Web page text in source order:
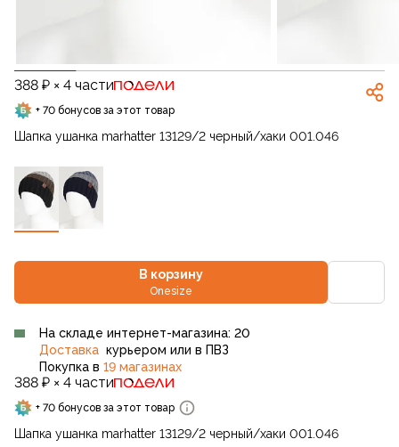
388 ₽ × 4 части
+ 70 бонусов за этот товар
Шапка ушанка marhatter 13129/2 черный/хаки 001.046
В корзину
Onesize
На складе интернет-магазина: 20
Доставка курьером или в ПВЗ
Покупка в 19 магазинах
388 ₽ × 4 части
+ 70 бонусов за этот товар
Шапка ушанка marhatter 13129/2 черный/хаки 001.046